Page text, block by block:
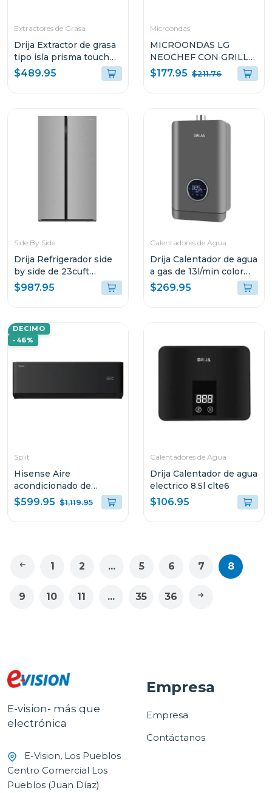
Extractores de Grasa
Drija Extractor de grasa
tipo isla prisma touch
90
$489.95
Microondas
MICROONDAS LG
NEOCHEF CON GRILL
DE 1.5p³ DE 1200W
MH1596CIR
$177.95 $211.76
Side By Side
Drija Refrigerador side
by side de 23cuft
inverter color acero
$987.95
Calentadores de Agua
Drija Calentador de agua
a gas de 13l/min color
silver
$269.95
DECIMO
-46%
Split
Hisense Aire
acondicionado de
24000btu inverter hi-
nano negro atr
$599.95 $1,119.95
Calentadores de Agua
Drija Calentador de agua
electrico 8.5l clte6
$106.95
1 2 ... 5 6 7 8
9 10 11 ... 35 36
E-vision- más que
electrónica
E-Vision, Los Pueblos
Centro Comercial Los
Pueblos (Juan Díaz)
Empresa
Empresa
Contáctanos